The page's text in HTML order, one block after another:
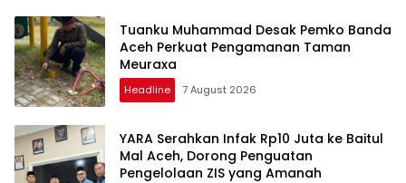
Tuanku Muhammad Desak Pemko Banda
Aceh Perkuat Pengamanan Taman
Meuraxa
Headline 7 August 2026
YARA Serahkan Infak Rp10 Juta ke Baitul
Mal Aceh, Dorong Penguatan
Pengelolaan ZIS yang Amanah